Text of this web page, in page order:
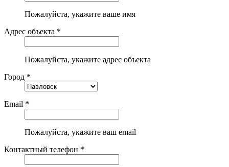
Пожалуйста, укажите ваше имя
Адрес объекта *
Пожалуйста, укажите адрес объекта
Город *
Email *
Пожалуйста, укажите ваш email
Контактный телефон *